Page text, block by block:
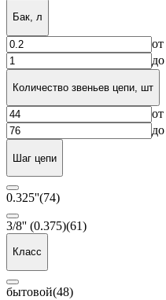
Бак, л
от
до
Количество звеньев цепи, шт
от
до
Шаг цепи
0.325''(74)
3/8'' (0.375)(61)
Класс
бытовой(48)